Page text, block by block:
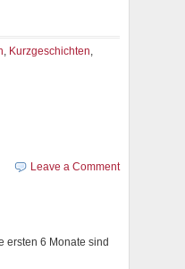
, Kurzgeschichten,
Leave a Comment
ersten 6 Monate sind